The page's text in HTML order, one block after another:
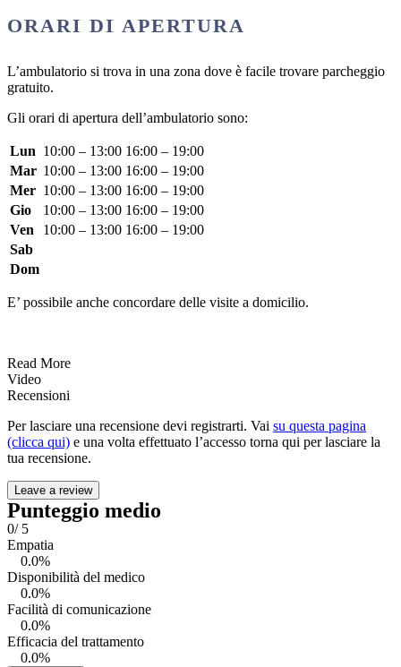
ORARI DI APERTURA
L’ambulatorio si trova in una zona dove è facile trovare parcheggio
gratuito.
Gli orari di apertura dell’ambulatorio sono:
Lun 10:00 – 13:00 16:00 – 19:00
Mar 10:00 – 13:00 16:00 – 19:00
Mer 10:00 – 13:00 16:00 – 19:00
Gio
10:00 – 13:00 16:00 – 19:00
Ven
10:00 – 13:00 16:00 – 19:00
Sab
Dom
E’ possibile anche concordare delle visite a domicilio.
Read More
Video
Recensioni
Per lasciare una recensione devi registrarti. Vai su questa pagina
(clicca qui) e una volta effettuato l’accesso torna qui per lasciare la
tua recensione.
Leave a review
Punteggio medio
0/ 5
Empatia
0.0%
Disponibilità del medico
0.0%
Facilità di comunicazione
0.0%
Efficacia del trattamento
0.0%